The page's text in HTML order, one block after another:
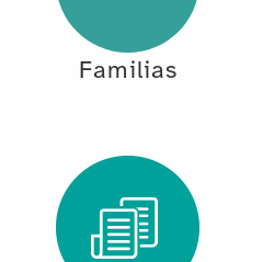
Familias